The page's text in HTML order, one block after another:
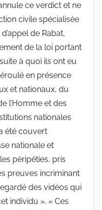
ce verdict et ne
civile spécialisée
de Rabat,
de la loi portant
à quoi ils ont eu
en présence
et nationaux, du
l’Homme et des
nationales
été couvert
nationale et
péripéties, pris
preuves incriminant
des vidéos qui
individu ». « Ces